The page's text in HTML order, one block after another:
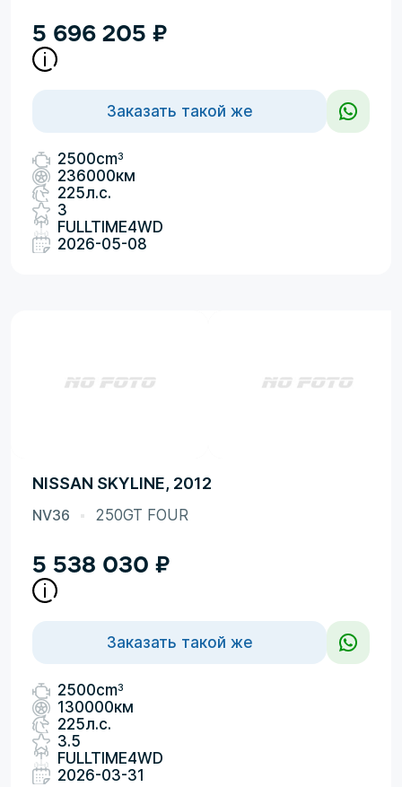
5 696 205 ₽
Заказать такой же
2500cm3
236000км
225л.с.
3
FULLTIME4WD
2026-05-08
NISSAN SKYLINE, 2012
NV36 250GT FOUR
5 538 030 ₽
Заказать такой же
2500cm3
130000км
225л.с.
3.5
FULLTIME4WD
2026-03-31